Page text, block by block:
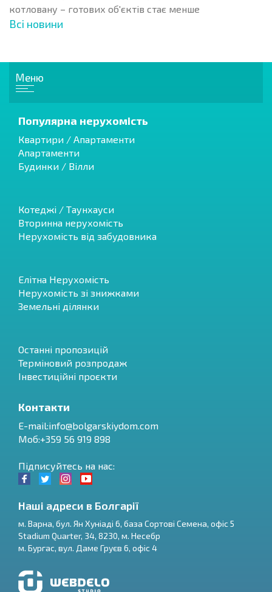
котловану – готових об'єктів стає менше
Всі новини
Меню
Популярна нерухомість
Квартири / Апартаменти
Апартаменти
Будинки / Вілли
Котеджі / Таунхауси
Вторинна нерухомість
Нерухомість від забудовника
Елітна Нерухомість
Нерухомість зі знижками
Земельні ділянки
Останні пропозицій
Терміновий розпродаж
Інвестиційні проєкти
Контакти
E-mail:info@bolgarskiydom.com
Моб:+359 56 919 898
Підписуйтесь на нас:
Наші адреси в Болгарії
м. Варна, бул. Ян Хуніаді 6, база Сортові Семена, офіс 5
Stadium Quarter, 34, 8230, м. Несебр
м. Бургас, вул. Даме Груєв 6, офіс 4